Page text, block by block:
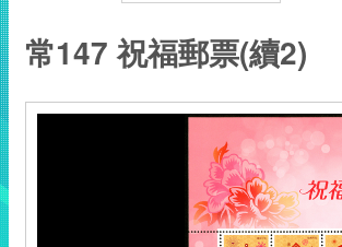
常147 祝福郵票(續2)